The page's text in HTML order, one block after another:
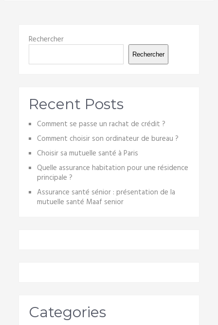
Rechercher
Rechercher
Recent Posts
Comment se passe un rachat de crédit ?
Comment choisir son ordinateur de bureau ?
Choisir sa mutuelle santé à Paris
Quelle assurance habitation pour une résidence
principale ?
Assurance santé sénior : présentation de la
mutuelle santé Maaf senior
Categories